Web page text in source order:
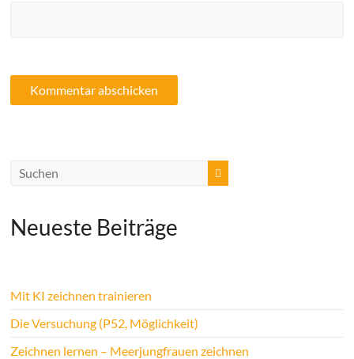
Neueste Beiträge
Mit KI zeichnen trainieren
Die Versuchung (P52, Möglichkeit)
Zeichnen lernen – Meerjungfrauen zeichnen